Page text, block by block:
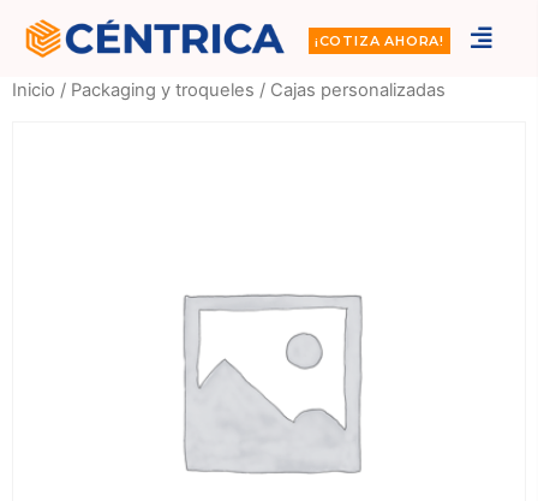
¡COTIZA AHORA!
Inicio / Packaging y troqueles / Cajas personalizadas